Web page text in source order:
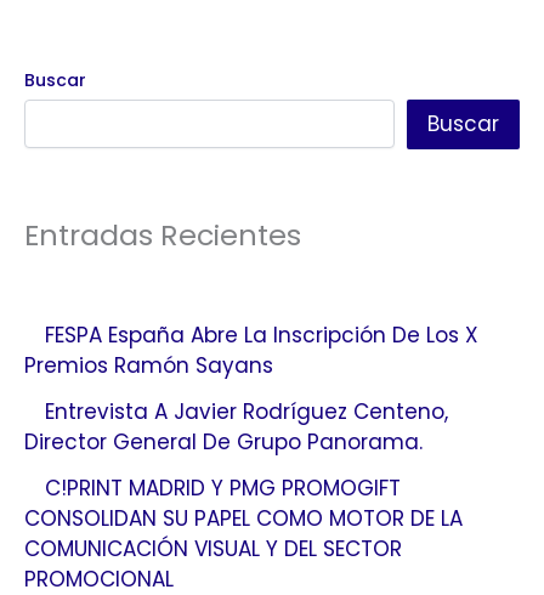
Buscar
Buscar
Entradas Recientes
FESPA España Abre La Inscripción De Los X
Premios Ramón Sayans
Entrevista A Javier Rodríguez Centeno,
Director General De Grupo Panorama.
C!PRINT MADRID Y PMG PROMOGIFT
CONSOLIDAN SU PAPEL COMO MOTOR DE LA
COMUNICACIÓN VISUAL Y DEL SECTOR
PROMOCIONAL